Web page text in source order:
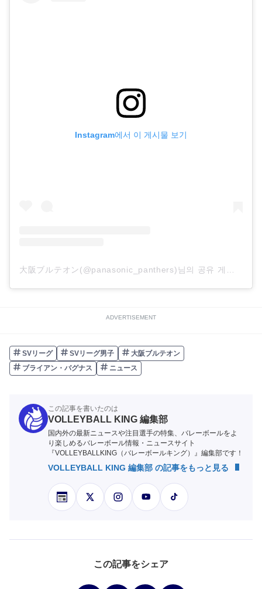
Instagram에서 이 게시물 보기
大阪ブルテオン(@panasonic_panthers)님의 공유 게시물
ADVERTISEMENT
SVリーグ SVリーグ男子
大阪ブルテオン
ブライアン・バグナス
ニュース
この記事を書いたのは
VOLLEYBALL KING 編集部
国内外の最新ニュースや注目選手の特集、バレーボールをよ
り楽しめるバレーボール情報・ニュースサイト
『VOLLEYBALLKING（バレーボールキング）』編集部です！
VOLLEYBALL KING 編集部 の記事をもっと見る
この記事をシェア